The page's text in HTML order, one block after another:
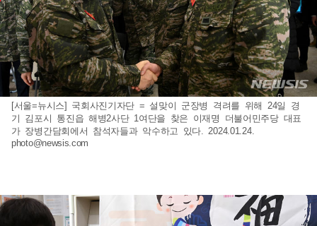
[서울=뉴시스] 국회사진기자단 = 설맞이 군장병 격려를 위해 24일 경
기 김포시 통진읍 해병2사단 1여단을 찾은 이재명 더불어민주당 대표
가 장병간담회에서 참석자들과 악수하고 있다. 2024.01.24.
photo@newsis.com